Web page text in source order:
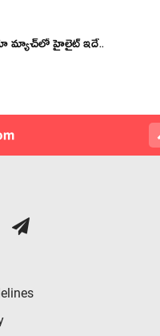
మ్యాచ్‌లో హైలైట్ ఇదే..